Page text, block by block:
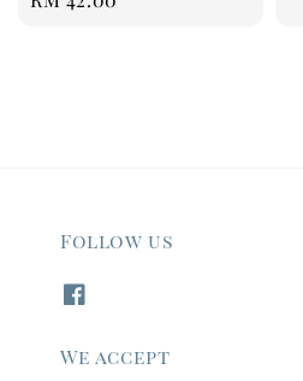
Follow us
We accept